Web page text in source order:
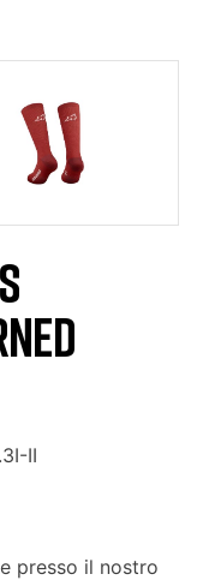
II
presso il nostro